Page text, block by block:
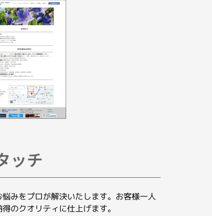
ッチ
みをプロが解決いたします。お客様一人
のクオリティに仕上げます。